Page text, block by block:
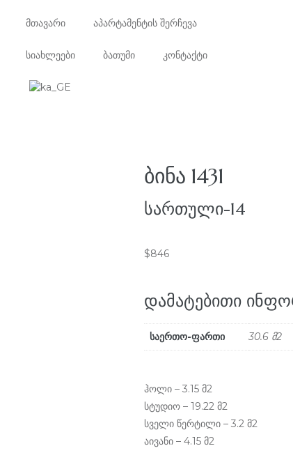
მთავარი აპარტამენტის შერჩევა
სიახლეები ბათუმი კონტაქტი
ᲑᲘᲜᲐ 1431
ᲡᲐᲠᲗᲣᲚᲘ-14
$846
ᲓᲐᲛᲐᲢᲔᲑᲘᲗᲘ
საერთო-ფართი 30.6 მ2
ჰოლი – 3.15 მ2
სტუდიო – 19.22 მ2
სველი წერტილი – 3.2 მ2
აივანი – 4.15 მ2